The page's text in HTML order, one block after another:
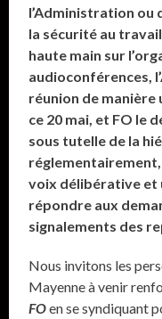
l’Administration ou
la sécurité au travail.
haute main sur
audioconférences,
réunion de manière
ce 20 mai, et FO le
sous tutelle de la
réglementairement,
voix délibérative et
répondre aux
signalements des
Nous invitons les
Mayenne à venir
FOen se syndiquant